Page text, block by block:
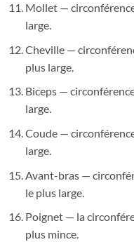
Mollet —
large.
Cheville —
plus large.
Biceps —
large.
Coude —
large.
Avant-bras —
le plus large.
Poignet — la
plus mince.